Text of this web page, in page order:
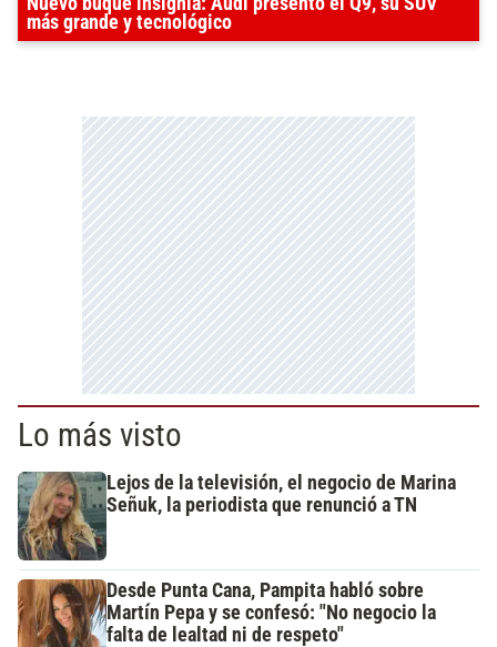
más grande y tecnológico
Lo más visto
Lejos de la televisión, el negocio de Marina
Señuk, la periodista que renunció a TN
Desde Punta Cana, Pampita habló sobre
Martín Pepa y se confesó: "No negocio la
falta de lealtad ni de respeto"